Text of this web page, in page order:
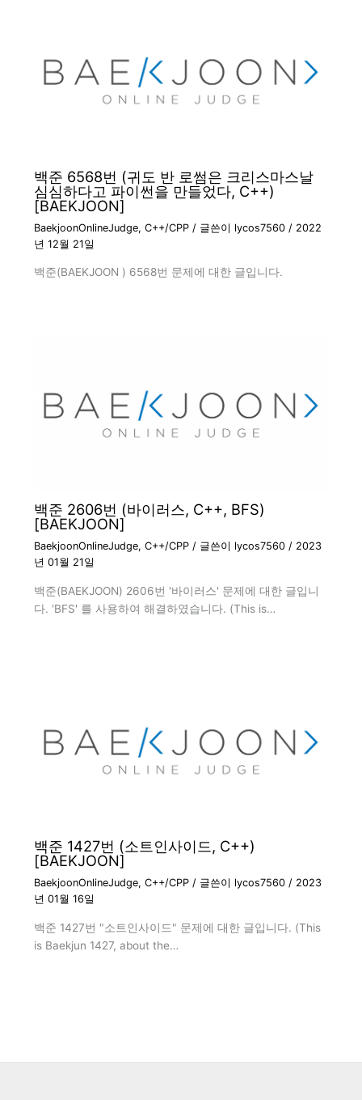
백준 6568번 (귀도 반 로썸은 크리스마스날
심심하다고 파이썬을 만들었다, C++)
[BAEKJOON]
BaekjoonOnlineJudge, C++/CPP/ 글쓴이 lycos7560 / 2022
년 12월 21일
백준(BAEKJOON ) 6568번 문제에 대한 글입니다.
백준 2606번 (바이러스, C++, BFS)
[BAEKJOON]
BaekjoonOnlineJudge, C++/CPP/ 글쓴이 lycos7560 / 2023
년 01월 21일
백준(BAEKJOON) 2606번 '바이러스' 문제에 대한 글입니
다. 'BFS' 를 사용하여 해결하였습니다. (This is…
백준 1427번 (소트인사이드, C++)
[BAEKJOON]
BaekjoonOnlineJudge, C++/CPP/ 글쓴이 lycos7560 / 2023
년 01월 16일
백준 1427번 "소트인사이드" 문제에 대한 글입니다. (This
is Baekjun 1427, about the…